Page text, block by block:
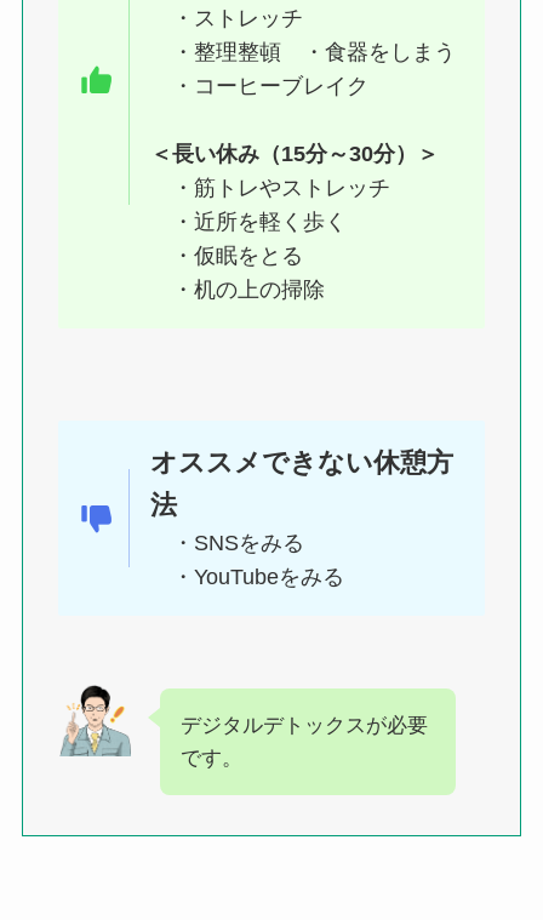
・ストレッチ
・整理整頓 ・食器をしまう
・コーヒーブレイク
＜長い休み（15分～30分）＞
・筋トレやストレッチ
・近所を軽く歩く
・仮眠をとる
・机の上の掃除
オススメできない休憩方
法
・SNSをみる
・YouTubeをみる
デジタルデトックスが必要
です。